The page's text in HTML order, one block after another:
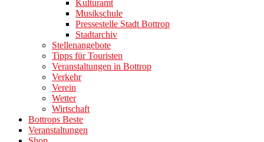
Kulturamt
Musikschule
Pressestelle Stadt Bottrop
Stadtarchiv
Stellenangebote
Tipps für Touristen
Veranstaltungen in Bottrop
Verkehr
Verein
Wetter
Wirtschaft
Bottrops Beste
Veranstaltungen